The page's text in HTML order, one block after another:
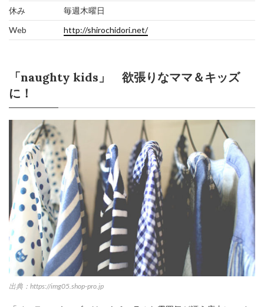
休み
毎週木曜日
Web
http://shirochidori.net/
「naughty kids」 欲張りなママ＆キッズ
に！
出典：https://img05.shop-pro.jp